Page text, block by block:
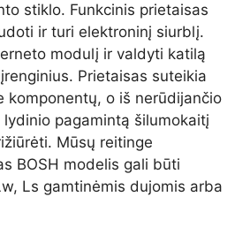
stiklo. Funkcinis prietaisas
ir turi elektroninį siurblį.
modulį ir valdyti katilą
Prietaisas suteikia
komponentų, o iš nerūdijančio
pagamintą šilumokaitį
Mūsų reitinge
BOSH modelis gali būti
Ls gamtinėmis dujomis arba